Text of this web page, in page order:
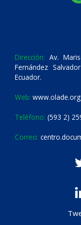
Dirección: Av.
Fernández
Ecuador.
Web: www.olade.org
Teléfono: (593 2)
Correo: